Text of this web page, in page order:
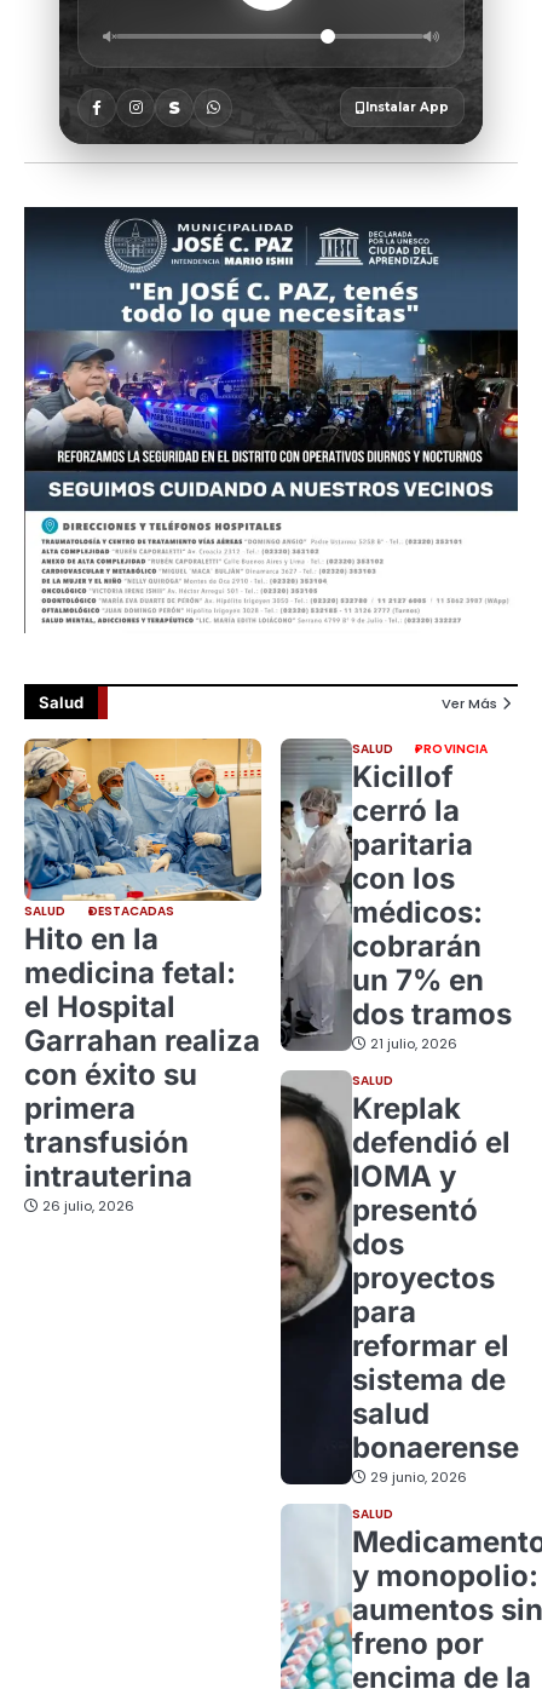
Salud Ver Más
SALUD DESTACADAS
Hito en la
medicina fetal:
el Hospital
Garrahan realiza
con éxito su
primera
transfusión
intrauterina
26 julio, 2026
SALUD PROVINCIA
Kicillof
cerró la
paritaria
con los
médicos:
cobrarán
un 7% en
dos tramos
21 julio, 2026
SALUD
Kreplak
defendió el
IOMA y
presentó
dos
proyectos
para
reformar el
sistema de
salud
bonaerense
29 junio, 2026
SALUD
y monopolio:
aumentos sin
freno por
encima de la